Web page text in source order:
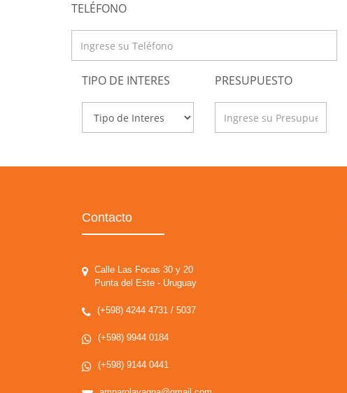
TELÉFONO
TIPO DE INTERES PRESUPUESTO
Contacto
Calle Las Focas 30 y 20
Punta del Este - Uruguay
(+598) 4244 4731 / 5037
(+598) 9944 0184
(+598) 9144 0441